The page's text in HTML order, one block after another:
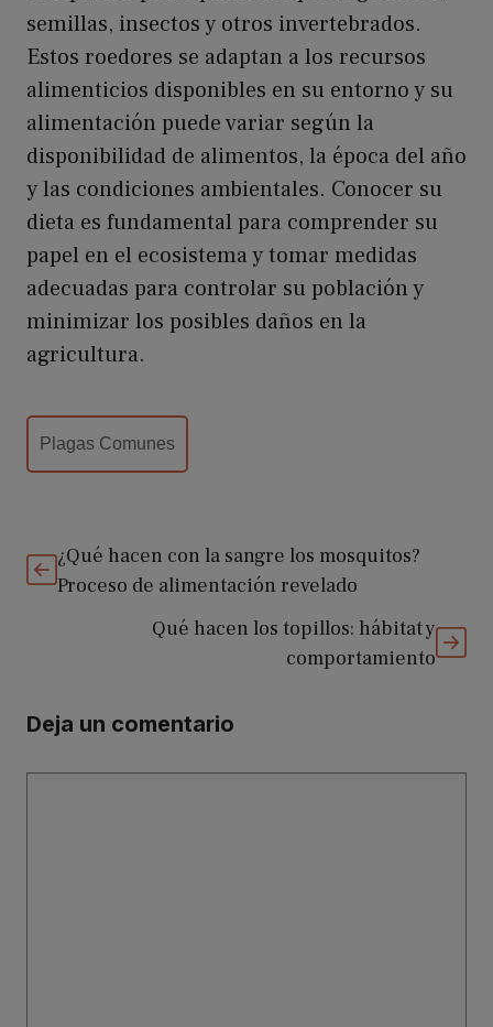
semillas, insectos y otros invertebrados.
Estos roedores se adaptan a los recursos
alimenticios disponibles en su entorno y su
alimentación puede variar según la
disponibilidad de alimentos, la época del año
y las condiciones ambientales. Conocer su
dieta es fundamental para comprender su
papel en el ecosistema y tomar medidas
adecuadas para controlar su población y
minimizar los posibles daños en la
agricultura.
Categorías
Plagas Comunes
¿Qué hacen con la sangre los mosquitos?
Proceso de alimentación revelado
Qué hacen los topillos: hábitat y
comportamiento
Deja un comentario